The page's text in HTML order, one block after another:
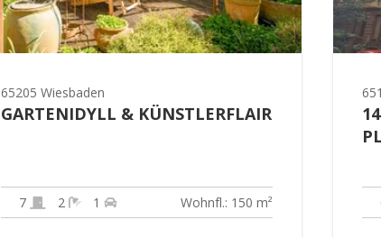
65205 Wiesbaden
GARTENIDYLL & KÜNSTLERFLAIR
7 2 1 Wohnfl.: 150 m²